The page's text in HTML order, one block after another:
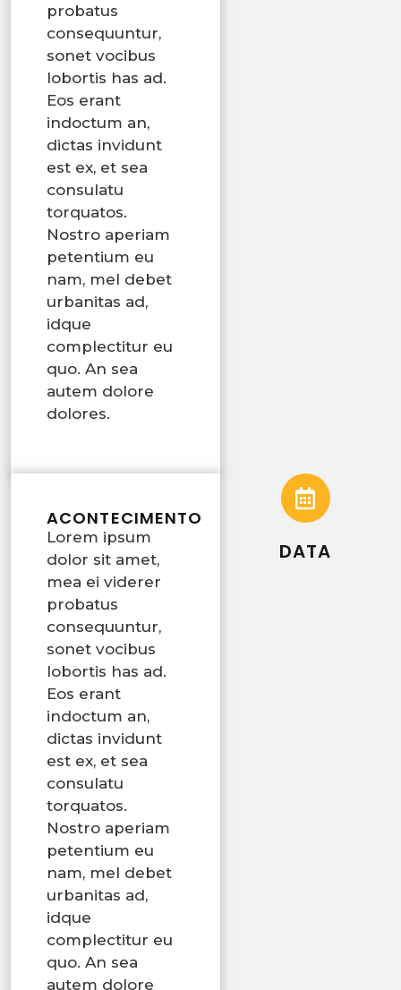
probatus
consequuntur,
sonet vocibus
lobortis has ad.
Eos erant
indoctum an,
dictas invidunt
est ex, et sea
consulatu
torquatos.
Nostro aperiam
petentium eu
nam, mel debet
urbanitas ad,
idque
complectitur eu
quo. An sea
autem dolore
dolores.
ACONTECIMENTO
Lorem ipsum
dolor sit amet,
mea ei viderer
probatus
consequuntur,
sonet vocibus
lobortis has ad.
Eos erant
indoctum an,
dictas invidunt
est ex, et sea
consulatu
torquatos.
Nostro aperiam
petentium eu
nam, mel debet
urbanitas ad,
idque
complectitur eu
quo. An sea
autem dolore
DATA